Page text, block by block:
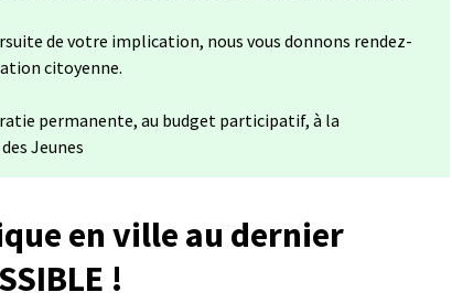
de votre implication, nous vous donnons rendez-
citoyenne.
permanente, au budget participatif, à la
Jeunes
en ville au dernier
!